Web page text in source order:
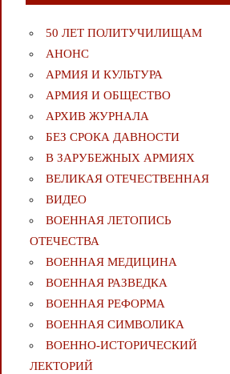
50 ЛЕТ ПОЛИТУЧИЛИЩАМ
АНОНС
АРМИЯ И КУЛЬТУРА
АРМИЯ И ОБЩЕСТВО
АРХИВ ЖУРНАЛА
БЕЗ СРОКА ДАВНОСТИ
В ЗАРУБЕЖНЫХ АРМИЯХ
ВЕЛИКАЯ ОТЕЧЕСТВЕННАЯ
ВИДЕО
ВОЕННАЯ ЛЕТОПИСЬ
ОТЕЧЕСТВА
ВОЕННАЯ МЕДИЦИНА
ВОЕННАЯ РАЗВЕДКА
ВОЕННАЯ РЕФОРМА
ВОЕННАЯ СИМВОЛИКА
ВОЕННО-ИСТОРИЧЕСКИЙ
ЛЕКТОРИЙ